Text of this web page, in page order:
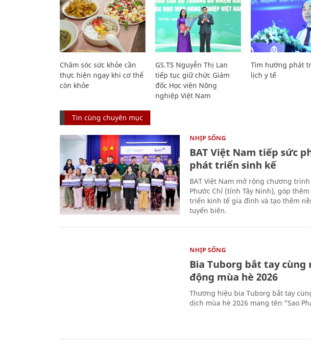
Chăm sóc sức khỏe cần
thực hiện ngay khi cơ thể
còn khỏe
GS.TS Nguyễn Thị Lan
tiếp tục giữ chức Giám
đốc Học viện Nông
nghiệp Việt Nam
Tìm hướng phát
lịch y tế
Tin cùng chuyên mục
NHỊP SỐNG
BAT Việt Nam tiếp sức
phát triển sinh kế
BAT Việt Nam mở rộng chương
Phước Chỉ (tỉnh Tây Ninh), góp
triển kinh tế gia đình và tạo thêm
tuyến biên.
NHỊP SỐNG
Bia Tuborg bắt tay cùng
động mùa hè 2026
Thương hiệu bia Tuborg bắt tay
dịch mùa hè 2026 mang tên "Sao